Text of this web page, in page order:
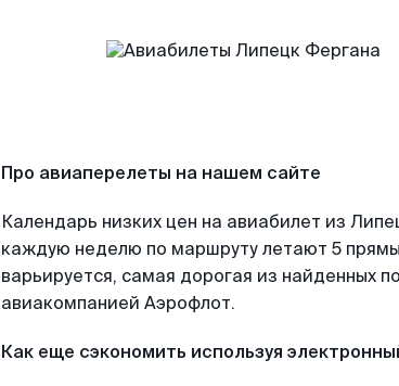
Про авиаперелеты на нашем сайте
Календарь низких цен на авиабилет из
каждую неделю по маршруту летают 5
варьируется, самая дорогая из найденных
авиакомпанией Аэрофлот.
Как еще сэкономить используя